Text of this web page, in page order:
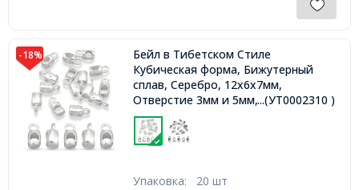
-18%
Бейл в Тибетском Стиле
Кубическая форма, Бижутерный
сплав, Серебро, 12х6х7мм,
Отверстие 3мм и 5мм,
...(УТ0002310 )
Упаковка: 20 шт